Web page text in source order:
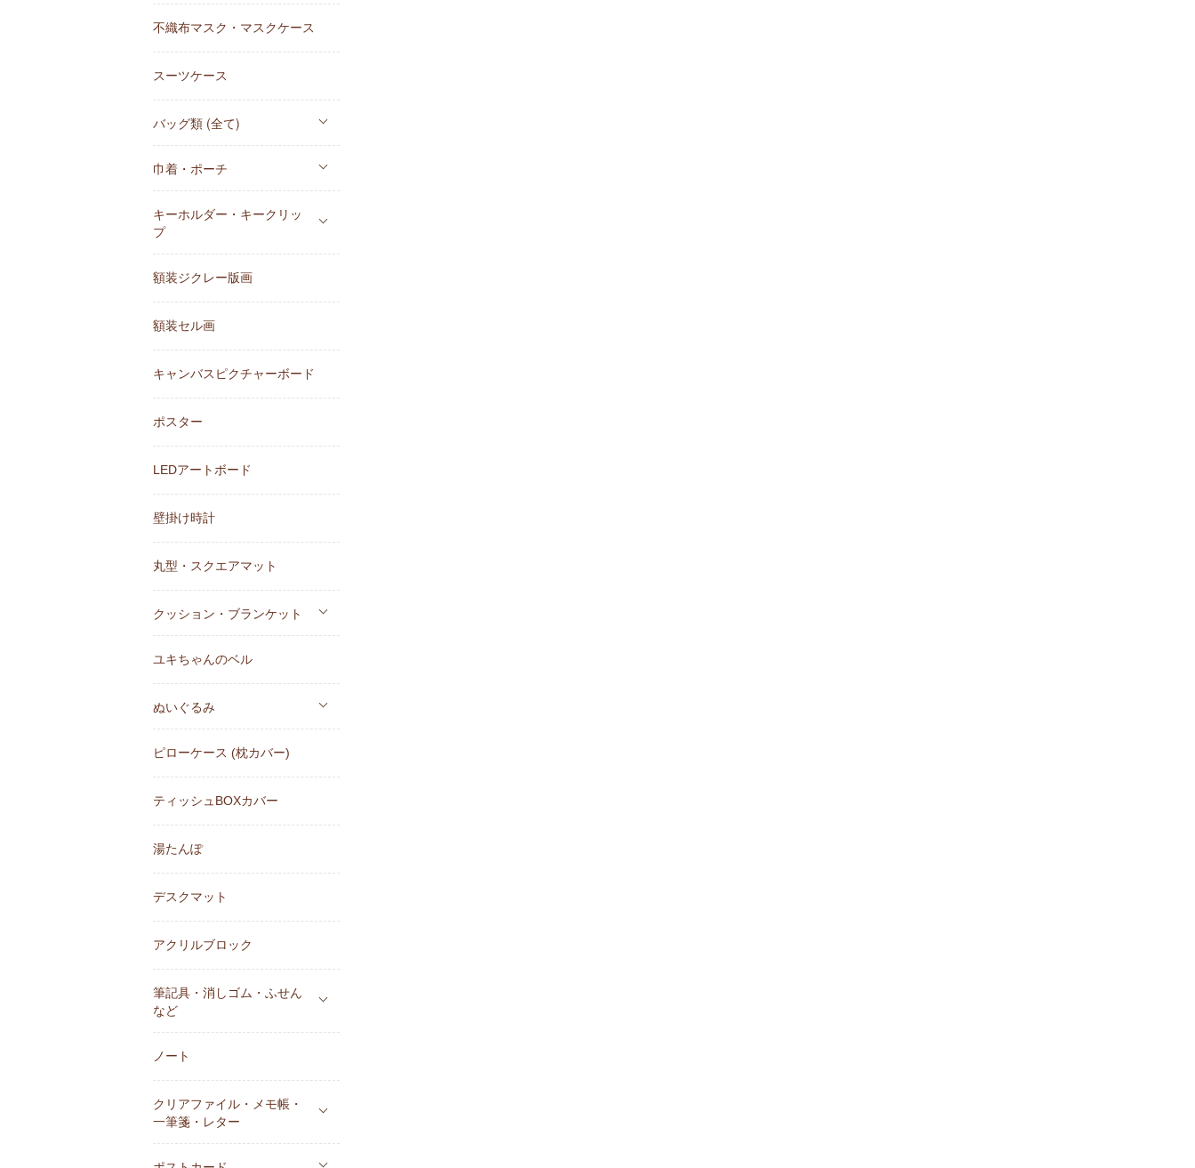
不織布マスク・マスクケース
スーツケース
バッグ類 (全て)
巾着・ポーチ
キーホルダー・キークリッ
プ
額装ジクレー版画
額装セル画
キャンバスピクチャーボード
ポスター
LEDアートボード
壁掛け時計
丸型・スクエアマット
クッション・ブランケット
ユキちゃんのベル
ぬいぐるみ
ピローケース (枕カバー)
ティッシュBOXカバー
湯たんぽ
デスクマット
アクリルブロック
筆記具・消しゴム・ふせん
など
ノート
クリアファイル・メモ帳・
一筆箋・レター